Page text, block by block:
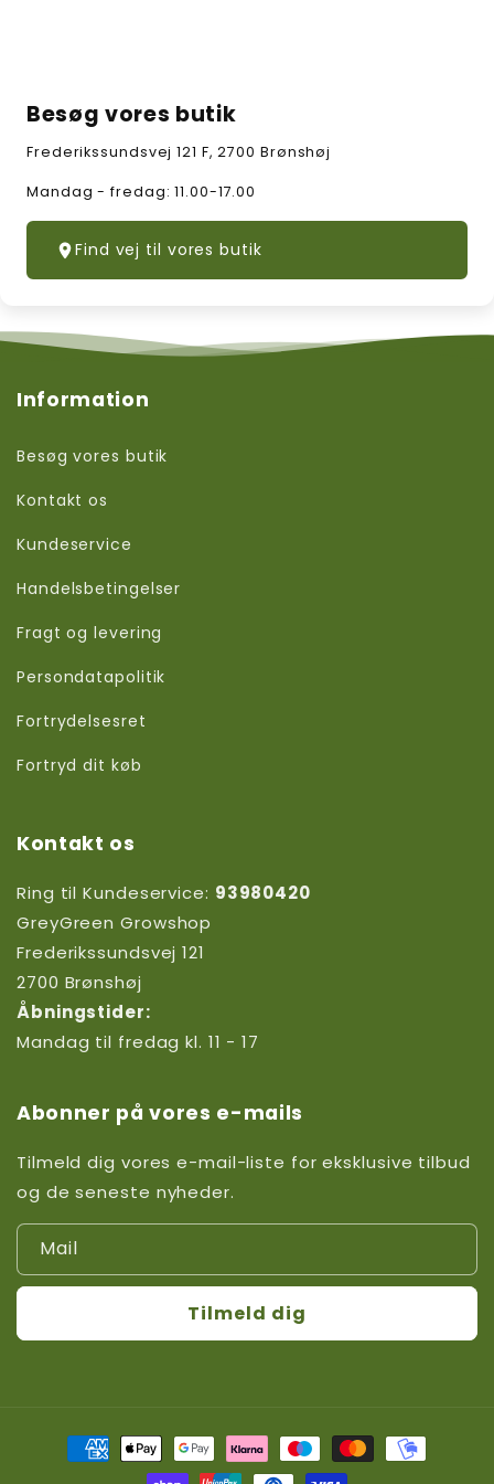
Besøg vores butik
Frederikssundsvej 121 F, 2700 Brønshøj
Mandag - fredag: 11.00-17.00
Find vej til vores butik
Information
Besøg vores butik
Kontakt os
Kundeservice
Handelsbetingelser
Fragt og levering
Persondatapolitik
Fortrydelsesret
Fortryd dit køb
Kontakt os
Ring til Kundeservice: 93980420
GreyGreen Growshop
Frederikssundsvej 121
2700 Brønshøj
Åbningstider:
Mandag til fredag kl. 11 - 17
Abonner på vores e-mails
Tilmeld dig vores e-mail-liste for eksklusive tilbud
og de seneste nyheder.
Mail
Tilmeld dig
Betalingsmetoder